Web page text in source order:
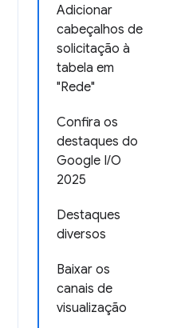
Adicionar
cabeçalhos de
solicitação à
tabela em
"Rede"
Confira os
destaques do
Google I/O
2025
Destaques
diversos
Baixar os
canais de
visualização